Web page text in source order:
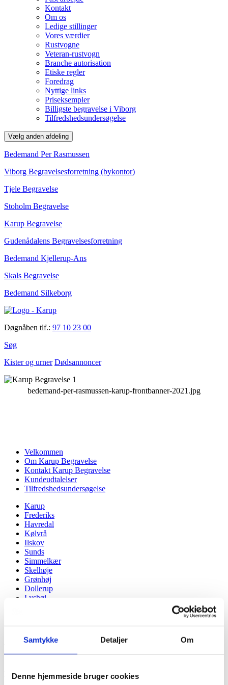
Samtykke Detaljer Om
Denne hjemmeside bruger cookies
Kontakt
Om os
Ledige stillinger
Vores værdier
Rustvogne
Veteran-rustvogn
Branche autorisation
Etiske regler
Foredrag
Nyttige links
Priseksempler
Billigste begravelse i Viborg
Tilfredshedsundersøgelse
Vælg anden afdeling
Bedemand Per Rasmussen
Viborg Begravelsesforretning (bykontor)
Tjele Begravelse
Stoholm Begravelse
Karup Begravelse
Gudenådalens Begravelsesforretning
Bedemand Kjellerup-Ans
Skals Begravelse
Bedemand Silkeborg
Døgnåben tlf.: 97 10 23 00
Søg
Kister og urner Dødsannoncer
bedemand-per-rasmussen-karup-frontbanner-2021.jpg
Velkommen
Om Karup Begravelse
Kontakt Karup Begravelse
Kundeudtalelser
Tilfredshedsundersøgelse
Karup
Frederiks
Havredal
Kølvrå
Ilskov
Sunds
Simmelkær
Skelhøje
Grønhøj
Dollerup
Lyshøj
Forside -
Bedemand i Skelhøje
Prisen på en bedemand i Skelhøje